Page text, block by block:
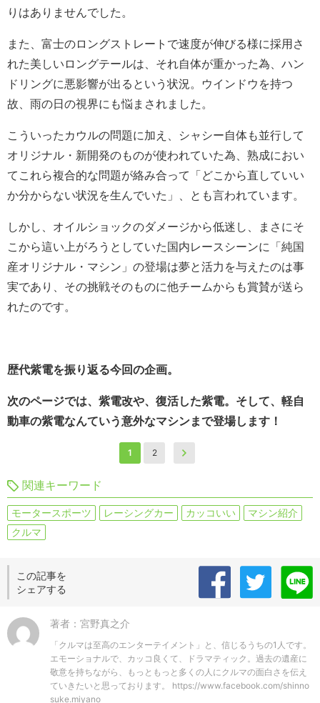
りはありませんでした。
また、富士のロングストレートで速度が伸びる様に採用さ
れた美しいロングテールは、それ自体が重かった為、ハン
ドリングに悪影響が出るという状況。ウインドウを持つ
故、雨の日の視界にも悩まされました。
こういったカウルの問題に加え、シャシー自体も並行して
オリジナル・新開発のものが使われていた為、熟成におい
てこれら複合的な問題が絡み合って「どこから直していい
か分からない状況を生んでいた」、とも言われています。
しかし、オイルショックのダメージから低迷し、まさにそ
こから這い上がろうとしていた国内レースシーンに「純国
産オリジナル・マシン」の登場は夢と活力を与えたのは事
実であり、その挑戦そのものに他チームからも賞賛が送ら
れたのです。
歴代紫電を振り返る今回の企画。
次のページでは、紫電改や、復活した紫電。そして、軽自
動車の紫電なんていう意外なマシンまで登場します！
1 2
関連キーワード
モータースポーツ レーシングカー カッコいい
マシン紹介
クルマ
この記事を
シェアする
著者：宮野真之介
「クルマは至高のエンターテイメント」と、信じるうちの1人です。
エモーショナルで、カッコ良くて、ドラマティック。過去の遺産に
敬意を持ちながら、もっともっと多くの人にクルマの面白さを伝え
ていきたいと思っております。 https://www.facebook.com/shinno
suke.miyano